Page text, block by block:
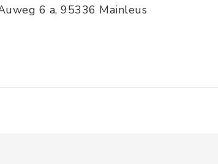
6 a, 95336 Mainleus